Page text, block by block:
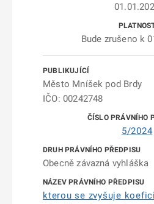
Bude zrušeno k
Město Mníšek pod Brdy
IČO: 00242748
5/2024
Obecně závazná vyhláška
kterou se zvyšuje